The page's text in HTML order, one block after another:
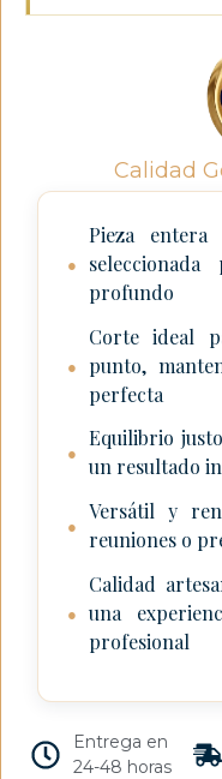
Calidad
●
Pieza
profundo
●
Corte ideal
punto,
perfecta
●
Equilibrio
un resultado
●
Versátil y
reuniones o
●
Calidad
una
profesional
Entrega en
24-48 horas